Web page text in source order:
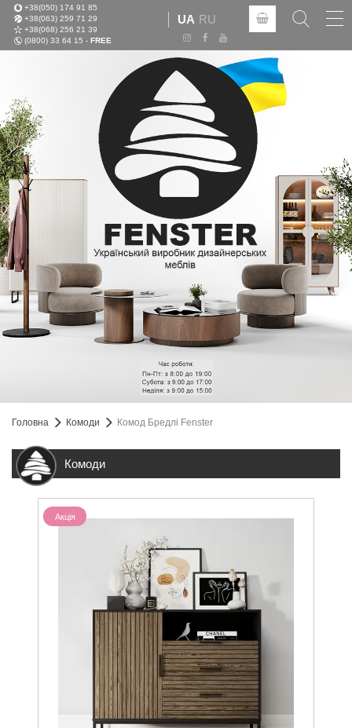
+38(050) 174 91 85
+38(063) 259 71 29
+38(068) 256 21 39
(0800) 33 64 15 - FREE
UA RU
Головна Комоди Комод Бредлі Fenster
Комоди
Акція